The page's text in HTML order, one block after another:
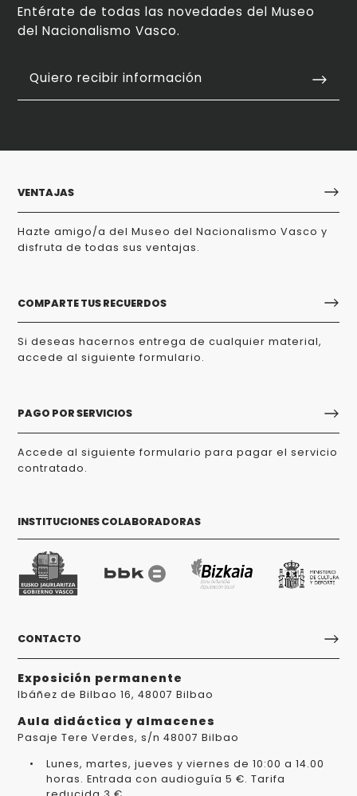
Entérate de todas las novedades del Museo
del Nacionalismo Vasco.
Quiero recibir información
VENTAJAS
Hazte amigo/a del Museo del Nacionalismo Vasco y
disfruta de todas sus ventajas.
COMPARTE TUS RECUERDOS
Si deseas hacernos entrega de cualquier material,
accede al siguiente formulario.
PAGO POR SERVICIOS
Accede al siguiente formulario para pagar el servicio
contratado.
INSTITUCIONES COLABORADORAS
CONTACTO
Exposición permanente
Ibáñez de Bilbao 16, 48007 Bilbao
Aula didáctica y almacenes
Pasaje Tere Verdes, s/n 48007 Bilbao
Lunes, martes, jueves y viernes de 10:00 a 14.00
horas. Entrada con audioguía 5 €. Tarifa